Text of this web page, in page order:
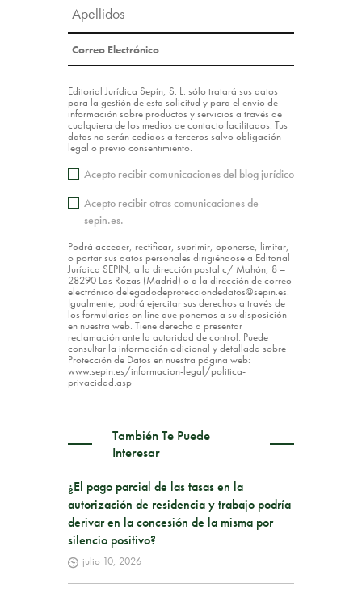
Editorial Jurídica Sepín, S. L. sólo tratará sus datos
para la gestión de esta solicitud y para el envío de
información sobre productos y servicios a través de
cualquiera de los medios de contacto facilitados. Tus
datos no serán cedidos a terceros salvo obligación
legal o previo consentimiento.
Acepto recibir comunicaciones del blog jurídico
Acepto recibir otras comunicaciones de
sepin.es.
Podrá acceder, rectificar, suprimir, oponerse, limitar,
o portar sus datos personales dirigiéndose a Editorial
Jurídica SEPIN, a la dirección postal c/ Mahón, 8 –
28290 Las Rozas (Madrid) o a la dirección de correo
electrónico delegadodeprotecciondedatos@sepin.es.
Igualmente, podrá ejercitar sus derechos a través de
los formularios on line que ponemos a su disposición
en nuestra web. Tiene derecho a presentar
reclamación ante la autoridad de control. Puede
consultar la información adicional y detallada sobre
Protección de Datos en nuestra página web:
www.sepin.es/informacion-legal/politica-
privacidad.asp
También Te Puede
Interesar
¿El pago parcial de las tasas en la
autorización de residencia y trabajo podría
derivar en la concesión de la misma por
silencio positivo?
julio 10, 2026